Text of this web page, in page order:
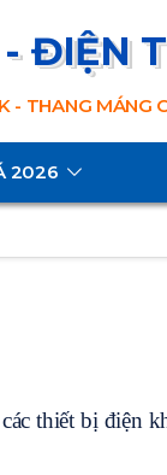
ĐIỆN
- THANG MÁNG
2026
thiết bị điện